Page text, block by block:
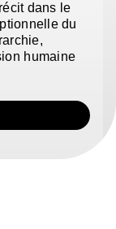
dans le
du
humaine